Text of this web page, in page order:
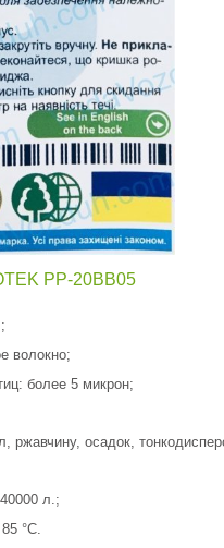
PP-20BB05
волокно;
более 5 микрон;
ржавчину, осадок,
л.;
°С.